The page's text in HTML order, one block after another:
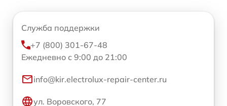
Служба поддержки
+7 (800) 301-67-48
Ежедневно с 9:00 до 21:00
info@kir.electrolux-repair-center.ru
ул. Воровского, 77